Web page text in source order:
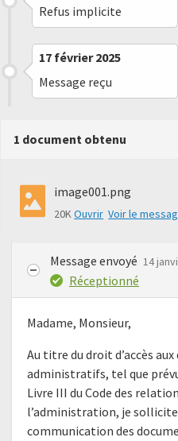
Refus implicite
17 février 2025
Message reçu
1 document obtenu
image001.png
20KOuvrir Voir le
Message envoyé 14
Réceptionné
Madame, Monsieur,
Au titre du droit d’accès
administratifs, tel que
Livre III du Code des
l’administration, je sollicite
communication des